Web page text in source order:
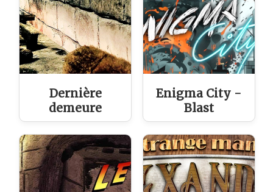
Dernière
demeure
Enigma City -
Blast